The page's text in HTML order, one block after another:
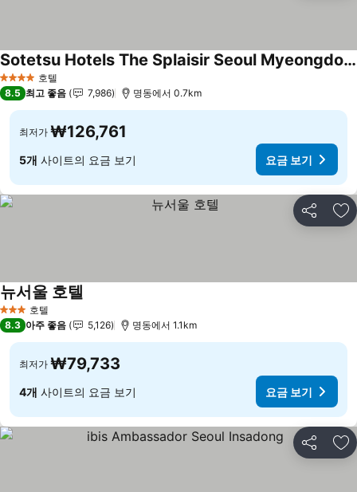
4 성급 호텔
Sotetsu Hotels The Splaisir Seoul Myeongdong
요금 보기
8.5 최고 좋음 7,986 명동에서 0.7km
최저가 ₩126,761
5개 사이트의 요금 보기 요금 보기
공유 즐
3 성급 호텔
뉴서울 호텔
8.3 아주 좋음 5,126 명동에서 1.1km
최저가 ₩79,733
4개 사이트의 요금 보기 요금 보기
공유 즐